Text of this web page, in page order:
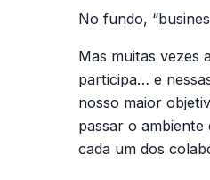
No fundo,
Mas muitas vezes
participa… e
nosso maior
passar o ambiente
cada um dos